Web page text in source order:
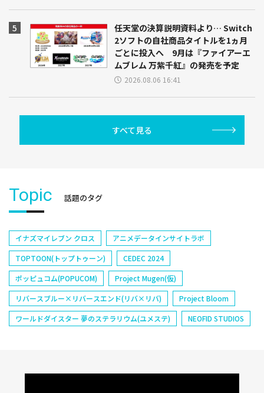
任天堂の決算説明資料より… Switch
2ソフトの自社商品タイトルを1ヵ月
ごとに投入へ 9月は『ファイアーエ
ムブレム 万紫千紅』の発売を予定
2026.08.06 16:41
すべて見る
Topic 話題のタグ
イナズマイレブン クロス
アニメデータインサイトラボ
TOPTOON(トップトゥーン)
CEDEC 2024
ポッピュコム(POPUCOM)
Project Mugen(仮)
リバースブルー×リバースエンド(リバ×リバ)
Project Bloom
ワールドダイスター 夢のステラリウム(ユメステ)
NEOFID STUDIOS